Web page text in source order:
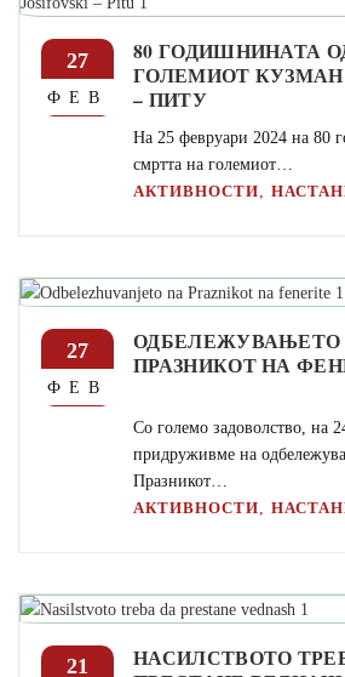
27
ФЕВ
80 ГОДИШНИНАТА
ГОЛЕМИОТ
– ПИТУ
На 25 февруари 2024 на 80
смртта на големиот…
АКТИВНОСТИ,
27
ФЕВ
ОДБЕЛЕЖУВАЊЕТО
ПРАЗНИКОТ НА
Со големо задоволство, на
придруживме на
Празникот…
АКТИВНОСТИ,
21
НАСИЛСТВОТО